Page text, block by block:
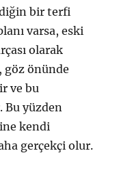
bir terfi
varsa, eski
olarak
göz önünde
ve bu
Bu yüzden
kendi
gerçekçi olur.